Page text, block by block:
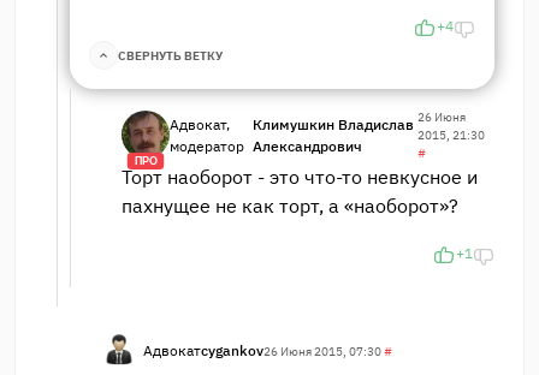
+4
СВЕРНУТЬ ВЕТКУ
ПРО
Адвокат,
модератор
Климушкин Владислав
Александрович
26 Июня
2015, 21:30
#
Торт наоборот - это что-то невкусное и
пахнущее не как торт, а «наоборот»?
+1
Адвокатcygankov26 Июня 2015, 07:30#